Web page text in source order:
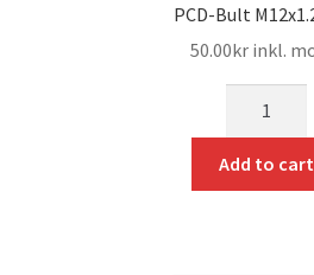
PCD-Bult
50.00kr inkl.
Add to cart